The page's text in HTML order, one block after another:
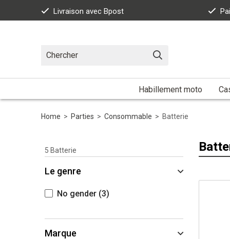
Livraison avec Bpost
Habillement moto
Home > Parties > Consommable > Batterie
5 Batterie
Le genre
No gender (3)
Marque